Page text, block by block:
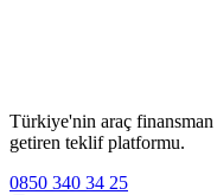
Türkiye'nin araç finansman
getiren teklif platformu.
0850 340 34 25